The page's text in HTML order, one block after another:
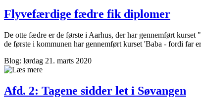
Flyvefærdige fædre fik diplomer
De otte fædre er de første i Aarhus, der har gennemført
de første i kommunen har gennemført kurset 'Baba - fordi far
Blog: lørdag 21. marts 2020
Afd. 2: Tagene sidder let i Søvangen